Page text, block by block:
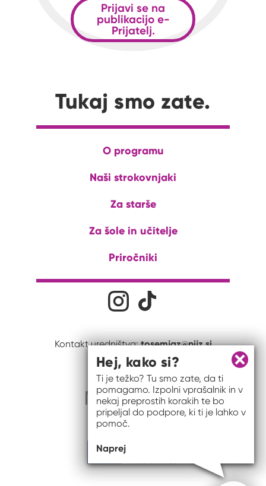
Prijavi se na
publikacijo e-
Prijatelj.
Tukaj smo zate.
O programu
Naši strokovnjaki
Za starše
Za šole in učitelje
Priročniki
Družabna omrežjaNa naš Instagram profil
Kontakt uredništva:tosemjaz@nijz.si
Zapri
Hej, kako si?
Ti je težko? Tu smo zate, da ti
pomagamo. Izpolni vprašalnik in v
nekaj preprostih korakih te bo
pripeljal do podpore, ki ti je lahko v
pomoč.
Naprej